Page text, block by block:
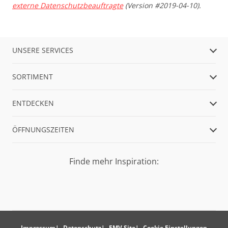
externe Datenschutzbeauftragte(Version #2019-04-10).
UNSERE SERVICES
SORTIMENT
ENTDECKEN
ÖFFNUNGSZEITEN
Finde mehr Inspiration: